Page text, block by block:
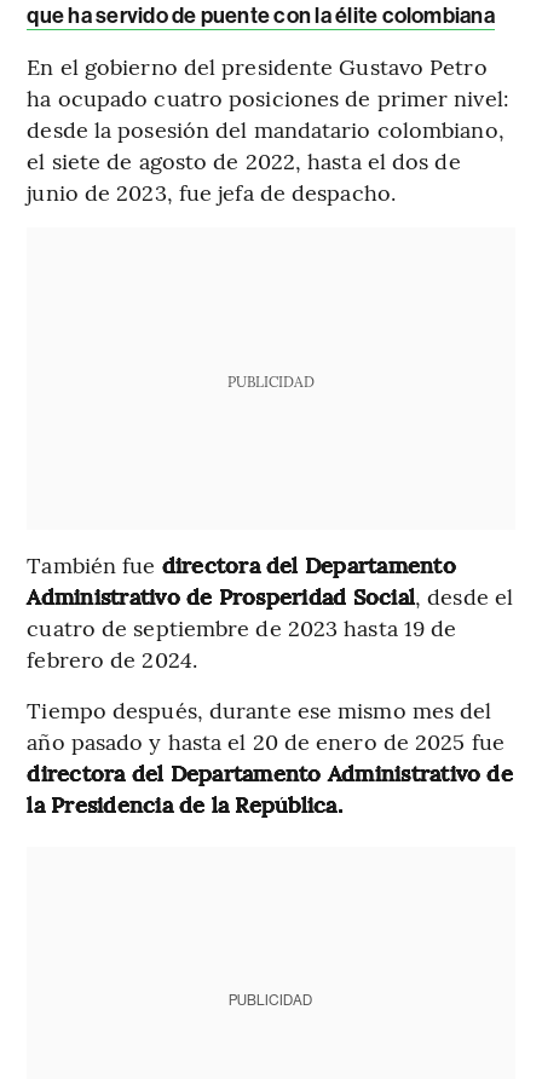
que ha servido de puente con la élite colombiana
En el gobierno del presidente Gustavo Petro
ha ocupado cuatro posiciones de primer nivel:
desde la posesión del mandatario colombiano,
el siete de agosto de 2022, hasta el dos de
junio de 2023, fue jefa de despacho.
PUBLICIDAD
También fue directora del Departamento
Administrativo de Prosperidad Social, desde el
cuatro de septiembre de 2023 hasta 19 de
febrero de 2024.
Tiempo después, durante ese mismo mes del
año pasado y hasta el 20 de enero de 2025 fue
directora del Departamento Administrativo de
la Presidencia de la República.
PUBLICIDAD